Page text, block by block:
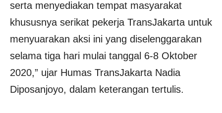
serta menyediakan tempat masyarakat
khususnya serikat pekerja TransJakarta untuk
menyuarakan aksi ini yang diselenggarakan
selama tiga hari mulai tanggal 6-8 Oktober
2020,” ujar Humas TransJakarta Nadia
Diposanjoyo, dalam keterangan tertulis.